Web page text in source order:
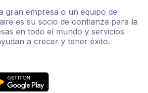
gran empresa o un equipo de
es su socio de confianza para la
en todo el mundo y servicios
a crecer y tener éxito.